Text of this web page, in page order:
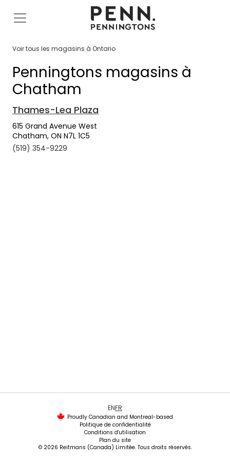
Voir tous les magasins à Ontario
Penningtons magasins à
Chatham
Thames-Lea Plaza
615 Grand Avenue West
Chatham, ON N7L 1C5
(519) 354-9229
ENFR
Proudly Canadian and Montreal-based
Politique de confidentialité
Conditions d'utilisation
Plan du site
© 2026 Reitmans (Canada) Limitée. Tous droits réservés.